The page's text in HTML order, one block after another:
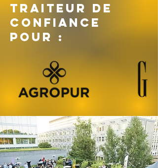
TRAITEUR DE
CONFIANCE
POUR :